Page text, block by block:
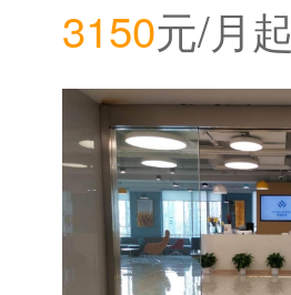
站
3150元/月起